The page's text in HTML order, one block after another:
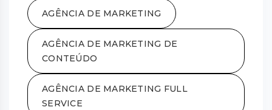
AGÊNCIA DE MARKETING
AGÊNCIA DE MARKETING DE
CONTEÚDO
AGÊNCIA DE MARKETING FULL
SERVICE